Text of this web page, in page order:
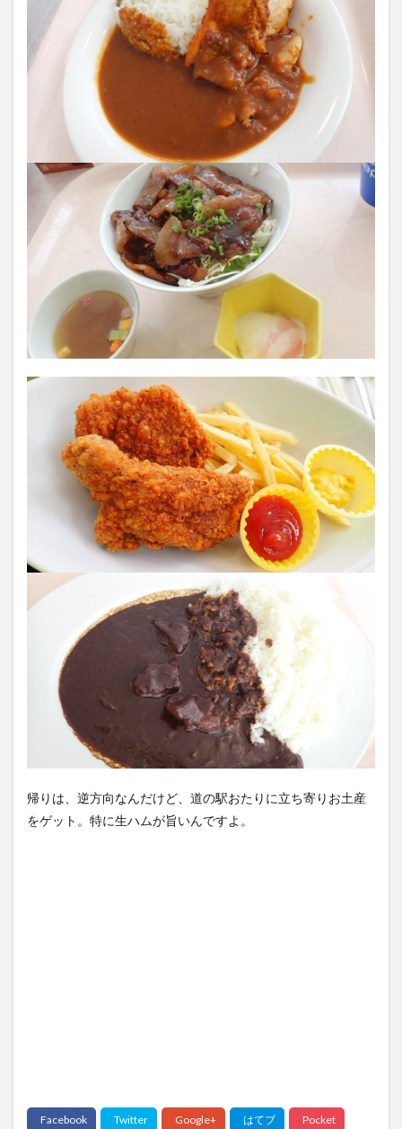
帰りは、逆方向なんだけど、道の駅おたりに立ち寄りお土産
をゲット。特に生ハムが旨いんですよ。